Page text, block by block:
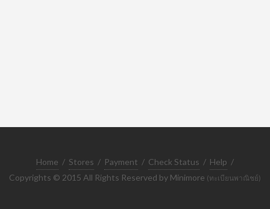
Home / Stores / Payment / Check Status / Help /
Copyrights © 2015 All Rights Reserved by Minimore (ทะเบียนพาณิชย์)